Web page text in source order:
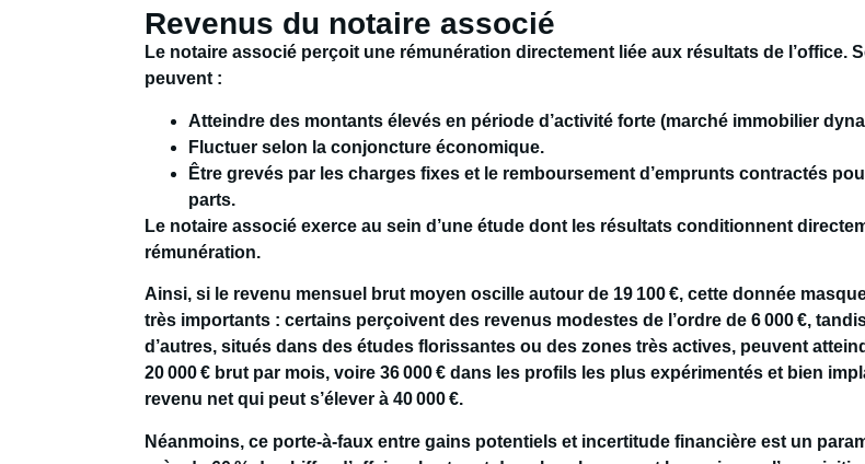
Revenus du notaire associé
Le notaire associé perçoit une rémunération directement liée aux résultats de l’office.
peuvent :
Atteindre des montants élevés en période d’activité forte (marché immobilier
Fluctuer selon la conjoncture économique.
Être grevés par les charges fixes et le remboursement d’emprunts contractés
parts.
Le notaire associé exerce au sein d’une étude dont les résultats conditionnent
rémunération.
Ainsi, si le revenu mensuel brut moyen oscille autour de 19 100 €, cette donnée
très importants : certains perçoivent des revenus modestes de l’ordre de 6 000 €,
d’autres, situés dans des études florissantes ou des zones très actives, peuvent
20 000 € brut par mois, voire 36 000 € dans les profils les plus expérimentés et bien
revenu net qui peut s’élever à 40 000 €.
Néanmoins, ce porte-à-faux entre gains potentiels et incertitude financière est un